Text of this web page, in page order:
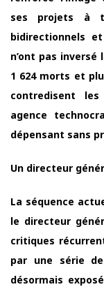
ses projets à
bidirectionnels
n’ont pas
1 624 morts et
contredisent
agence
dépensant sans
Un directeur
La séquence
le directeur
critiques
par une série
désormais